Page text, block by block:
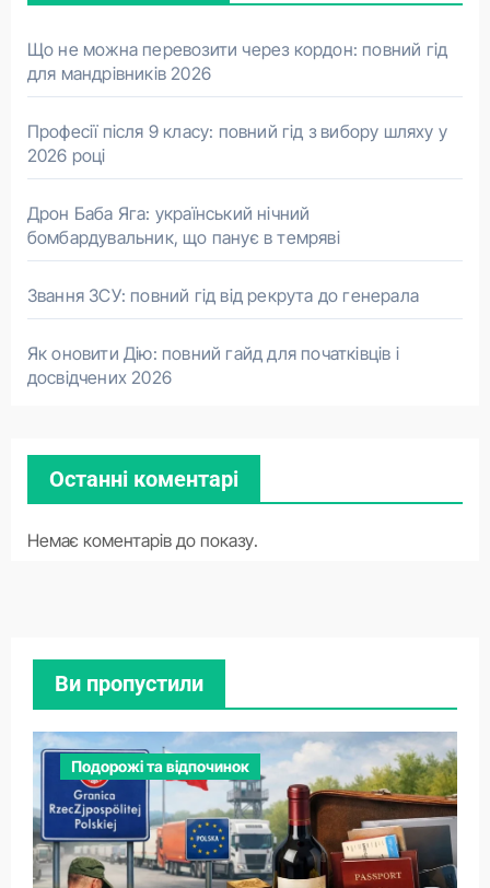
Що не можна перевозити через кордон: повний гід
для мандрівників 2026
Професії після 9 класу: повний гід з вибору шляху у
2026 році
Дрон Баба Яга: український нічний
бомбардувальник, що панує в темряві
Звання ЗСУ: повний гід від рекрута до генерала
Як оновити Дію: повний гайд для початківців і
досвідчених 2026
Останні коментарі
Немає коментарів до показу.
Ви пропустили
Подорожі та відпочинок